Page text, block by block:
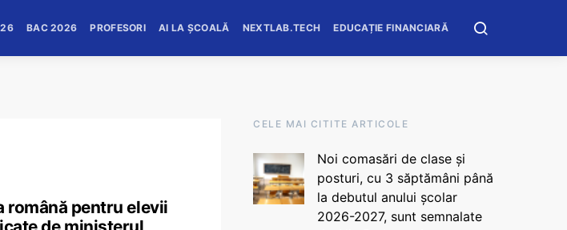
BAC 2026 PROFESORI AI LA ȘCOALĂ NEXTLAB.TECH EDUCAȚIE FINANCIARĂ
română pentru elevii
CELE MAI CITITE ARTICOLE
Noi comasări de clase și
posturi, cu 3 săptămâni până
la debutul anului școlar
2026-2027, sunt semnalate